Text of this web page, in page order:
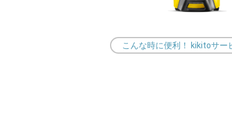
こんな時に便利！ kikitoサー